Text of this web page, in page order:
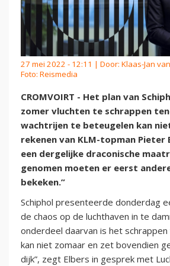
27 mei 2022 - 12:11 | Door: Klaas-Jan
Foto: Reismedia
CROMVOIRT - Het plan van
zomer vluchten te schrappen
wachtrijen te beteugelen kan
rekenen van KLM-topman Pieter
een dergelijke draconische
genomen moeten er eerst
bekeken.”
Schiphol presenteerde donderdag
de chaos op de luchthaven in te
onderdeel daarvan is het schrappen
kan niet zomaar en zet bovendien
dijk”, zegt Elbers in gesprek met